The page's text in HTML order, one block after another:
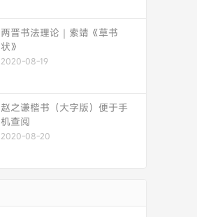
两晋书法理论｜索靖《草书
状》
2020-08-19
赵之谦楷书（大字版）便于手
机查阅
2020-08-20